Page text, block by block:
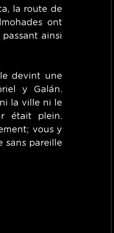
la route de
ont
ainsi
devint une
y Galán.
la ville ni le
était plein.
vous y
sans pareille